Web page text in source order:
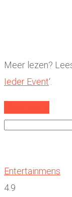
Meer lezen?
Ieder Event‘.
Zoeken
Entertainmens
4.9